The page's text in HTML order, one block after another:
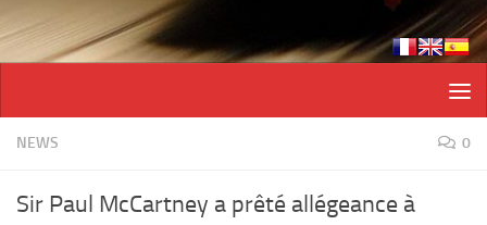
NEWS 0
Sir Paul McCartney a prêté allégeance à